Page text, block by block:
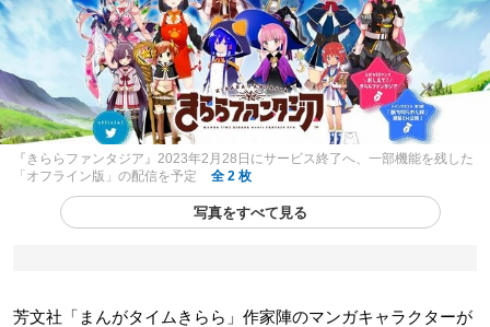
『きららファンタジア』2023年2月28日にサービス終了へ、一部機能を残した
「オフライン版」の配信を予定
全 2 枚
写真をすべて見る
芳文社「まんがタイムきらら」作家陣のマンガキャラクターが